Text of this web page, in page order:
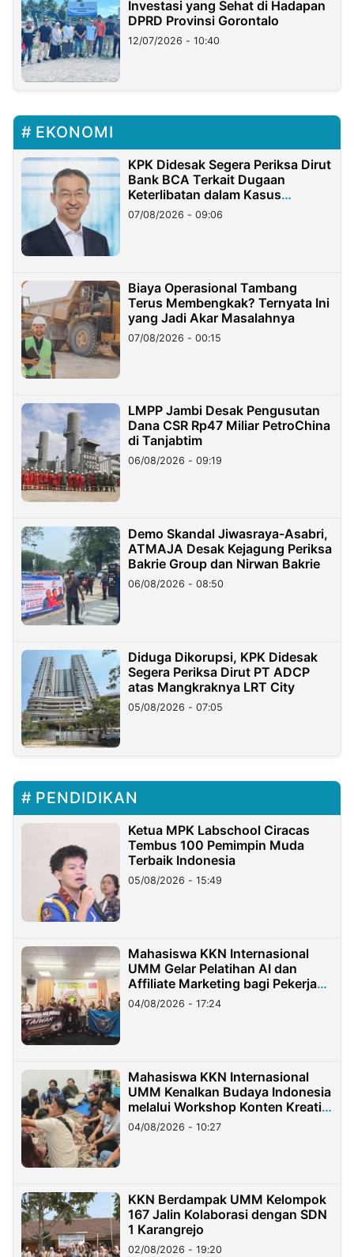
Investasi yang Sehat di Hadapan
DPRD Provinsi Gorontalo
12/07/2026 - 10:40
EKONOMI
KPK Didesak Segera Periksa Dirut
Bank BCA Terkait Dugaan
Keterlibatan dalam Kasus
Hilangnya Dana Nasabah Rp2,58
Miliar
07/08/2026 - 09:06
Biaya Operasional Tambang
Terus Membengkak? Ternyata Ini
yang Jadi Akar Masalahnya
07/08/2026 - 00:15
LMPP Jambi Desak Pengusutan
Dana CSR Rp47 Miliar PetroChina
di Tanjabtim
06/08/2026 - 09:19
Demo Skandal Jiwasraya-Asabri,
ATMAJA Desak Kejagung Periksa
Bakrie Group dan Nirwan Bakrie
06/08/2026 - 08:50
Diduga Dikorupsi, KPK Didesak
Segera Periksa Dirut PT ADCP
atas Mangkraknya LRT City
05/08/2026 - 07:05
PENDIDIKAN
Ketua MPK Labschool Ciracas
Tembus 100 Pemimpin Muda
Terbaik Indonesia
05/08/2026 - 15:49
Mahasiswa KKN Internasional
UMM Gelar Pelatihan AI dan
Affiliate Marketing bagi Pekerja
Migran Indonesia di Taiwan
04/08/2026 - 17:24
Mahasiswa KKN Internasional
UMM Kenalkan Budaya Indonesia
melalui Workshop Konten Kreatif
di Taiwan
04/08/2026 - 10:27
KKN Berdampak UMM Kelompok
167 Jalin Kolaborasi dengan SDN
1 Karangrejo
02/08/2026 - 19:20